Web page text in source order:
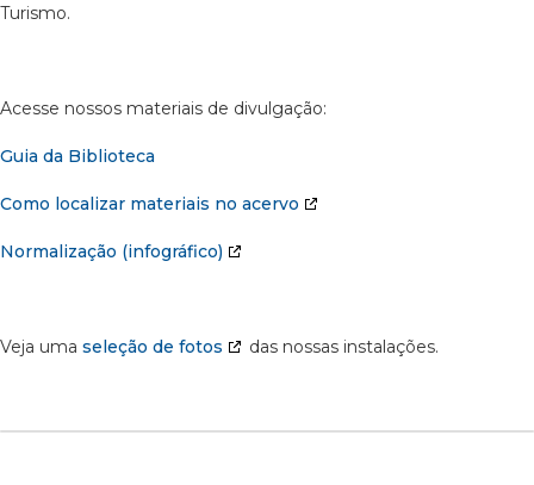
Turismo.
Acesse nossos materiais de divulgação:
Guia da Biblioteca
Como localizar materiais no acervo
Normalização (infográfico)
Veja uma seleção de fotos das nossas instalações.